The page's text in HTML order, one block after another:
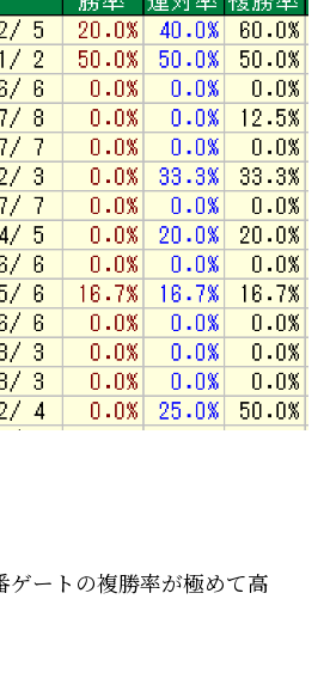
ゲートの複勝率が極めて高